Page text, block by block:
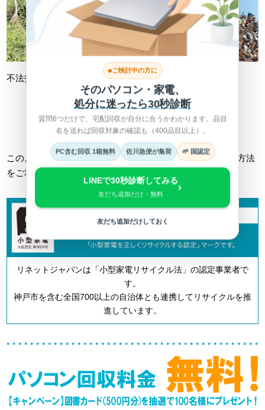
不法投棄 不適切処理
詳しくは総務省HPへ >
このようなトラブルに巻き込まれない為にも、正しい回収方法
をご利用ください。
リネットジャパンは「小型家電リサイクル法」の認定事業者で
す。
神戸市を含む全国700以上の自治体とも連携してリサイクルを推
進しています。
ご検討中の方に
そのパソコン・家電、
処分に迷ったら30秒診断
質問6つだけで、宅配回収が自分に合うかわかります。品目
名を送れば回収対象の確認も（400品目以上）。
PC含む回収 1箱無料 佐川急便が集荷 🌱 国認定
LINEで30秒診断してみる
友だち追加だけ・無料
›
友だち追加だけしておく